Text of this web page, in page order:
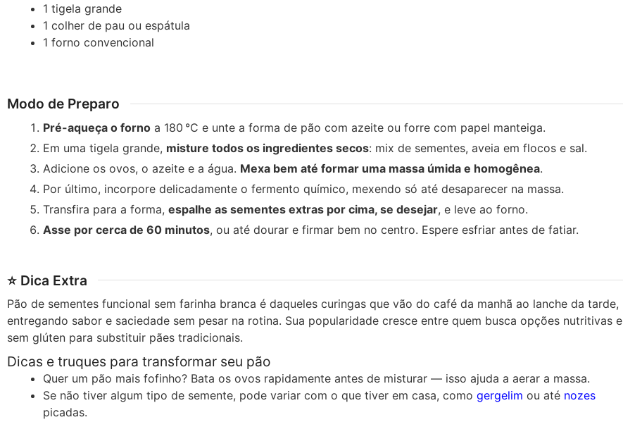
1 tigela grande
1 colher de pau ou espátula
1 forno convencional
Modo de Preparo
Pré-aqueça o forno a 180 °C e unte a forma de pão com azeite ou forre com papel manteiga.
Em uma tigela grande, misture todos os ingredientes secos: mix de sementes, aveia em flocos e sal.
Adicione os ovos, o azeite e a água. Mexa bem até formar uma massa úmida e homogênea.
Por último, incorpore delicadamente o fermento químico, mexendo só até desaparecer na massa.
Transfira para a forma,espalhe as sementes extras por cima, se desejar, e leve ao forno.
Asse por cerca de 60 minutos, ou até dourar e firmar bem no centro. Espere esfriar antes de fatiar.
⭐ Dica Extra
Pão de sementes funcional sem farinha branca é daqueles curingas que vão do café da manhã ao lanche da tarde,
entregando sabor e saciedade sem pesar na rotina. Sua popularidade cresce entre quem busca opções nutritivas e
sem glúten para substituir pães tradicionais.
Dicas e truques para transformar seu pão
Quer um pão mais fofinho? Bata os ovos rapidamente antes de misturar — isso ajuda a aerar a massa.
Se não tiver algum tipo de semente, pode variar com o que tiver em casa, comogergelim ou até nozes
picadas.